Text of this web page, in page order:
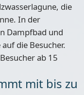
die
In der
Dampfbad und
die Besucher.
ab 15
mit bis zu